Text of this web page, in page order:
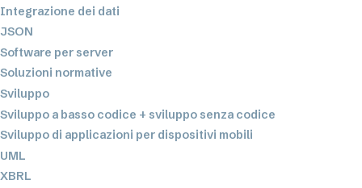
Integrazione dei dati
JSON
Software per server
Soluzioni normative
Sviluppo
Sviluppo a basso codice + sviluppo senza codice
Sviluppo di applicazioni per dispositivi mobili
UML
XBRL